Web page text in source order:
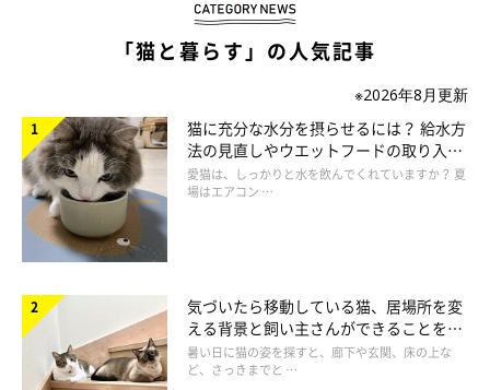
「猫と暮らす」の人気記事
※2026年8月更新
猫に充分な水分を摂らせるには？ 給水方
法の見直しやウエットフードの取り入れ
方を解説
愛猫は、しっかりと水を飲んでくれていますか？ 夏
場はエアコン …
気づいたら移動している猫、居場所を変
える背景と飼い主さんができることを獣
医師が解説
暑い日に猫の姿を探すと、廊下や玄関、床の上な
ど、さっきまでと …